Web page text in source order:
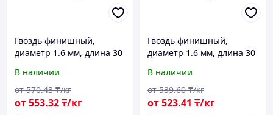
Гвоздь финишный,
диаметр 1.6 мм, длина 30
В наличии
от553.32₸/кг
от 570.43 ₸/кг
Гвоздь финишный,
диаметр 1.6 мм, длина 30
В наличии
от523.41 ₸/кг
от 539.60 ₸/кг